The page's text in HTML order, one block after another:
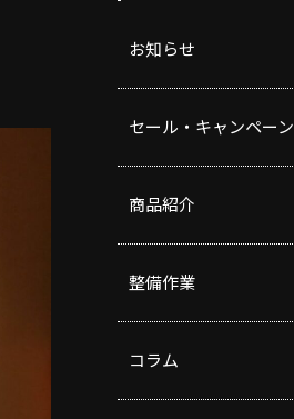
お知らせ
セール・キャンペーン
商品紹介
整備作業
コラム